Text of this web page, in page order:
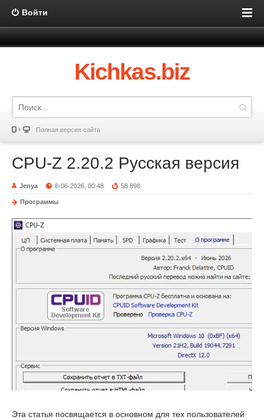
Войти
Kichkas.biz
Полная версия сайта
CPU-Z 2.20.2 Русская версия
Jenya 8-06-2026, 00:48 58 898
Программы
Эта статья посвящается в основном для тех пользователей